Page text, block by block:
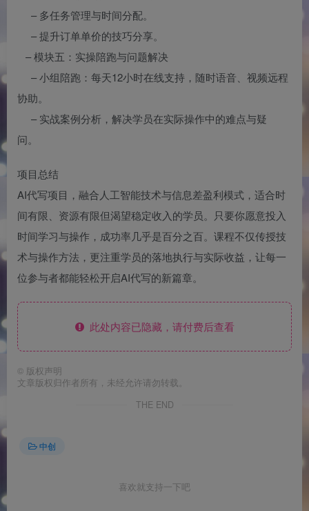
– 多任务管理与时间分配。
– 提升订单单价的技巧分享。
– 模块五：实操陪跑与问题解决
– 小组陪跑：每天12小时在线支持，随时语音、视频远程
协助。
– 实战案例分析，解决学员在实际操作中的难点与疑
问。
项目总结
AI代写项目，融合人工智能技术与信息差盈利模式，适合时
间有限、资源有限但渴望稳定收入的学员。只要你愿意投入
时间学习与操作，成功率几乎是百分之百。课程不仅传授技
术与操作方法，更注重学员的落地执行与实际收益，让每一
位参与者都能轻松开启AI代写的新篇章。
此处内容已隐藏，请付费后查看
© 版权声明
文章版权归作者所有，未经允许请勿转载。
THE END
中创
喜欢就支持一下吧